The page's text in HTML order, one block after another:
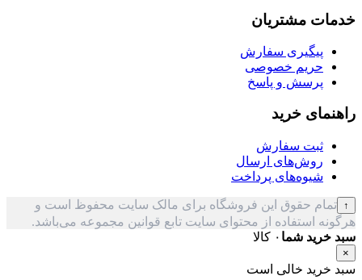
خدمات مشتریان
پیگیری سفارش
حریم خصوصی
پرسش و پاسخ
راهنمای خرید
ثبت سفارش
روش‌های ارسال
شیوه‌های پرداخت
↑ تمام حقوق این فروشگاه برای مالک سایت محفوظ است و
هرگونه استفاده از محتوای سایت تابع قوانین مجموعه می‌باشد.
سبد خرید شما ۰ کالا
×
سبد خرید خالی است